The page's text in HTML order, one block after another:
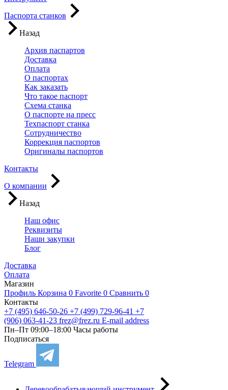
Паспорта станков
Назад
Архив паспартов
Доставка
Оплата
О паспортах
Как заказать
Что такое паспорт
Схема станка
О паспорте на пресс
Техпаспорт станка
Сотрудничество
Коррекция паспортов
Оригиналы паспортов
Контакты
О компании
Назад
Наш офис
Реквизиты
Наши закупки
Блог
Доставка
Оплата
Магазин
Профиль Корзина 0 Favorite 0 Сравнить 0
Контакты
+7 (495) 646-50-26 +7 (499) 729-96-41 +7
(906) 063-41-23 frez@frez.ru E-mail address
Пн–Пт 09:00–18:00 Часы работы
Подписаться
Telegram